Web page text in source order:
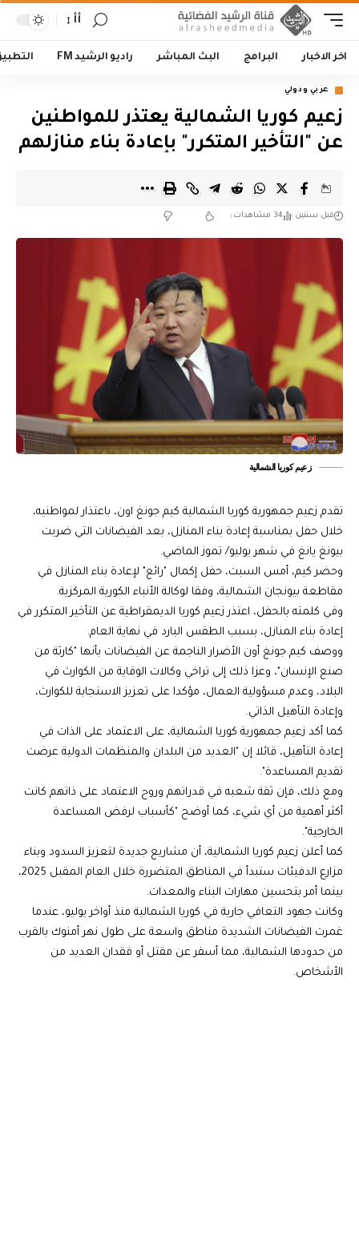
أأ
اخر الاخبار البرامج البث المباشر راديو الرشيد FM
عربي ودولي
زعيم كوريا الشمالية يعتذر للمواطنين
عن "التأخير المتكرر" بإعادة بناء منازلهم
قبل سنتين 34 مشاهدات
زعيم كوريا الشمالية
تقدم زعيم جمهورية كوريا الشمالية كيم جونغ اون، باعتذار لمواطنيه،
خلال حفل بمناسبة إعادة بناء المنازل، بعد الفيضانات التي ضربت
بيونغ يانغ في شهر يوليو/ تموز الماضي.
وحضر كيم، أمس السبت، حفل إكمال "رائع" لإعادة بناء المنازل في
مقاطعة بيونجان الشمالية، وفقا لوكالة الأنباء الكورية المركزية.
وفي كلمته بالحفل، اعتذر زعيم كوريا الديمقراطية عن التأخير المتكرر في
إعادة بناء المنازل، بسبب الطقس البارد في نهاية العام.
ووصف كيم جونغ أون الأضرار الناجمة عن الفيضانات بأنها "كارثة من
صنع الإنسان"، وعزا ذلك إلى تراخي وكالات الوقاية من الكوارث في
البلاد، وعدم مسؤولية العمال، مؤكدا على تعزيز الاستجابة للكوارث،
وإعادة التأهيل الذاتي.
كما أكد زعيم جمهورية كوريا الشمالية، على الاعتماد على الذات في
إعادة التأهيل، قائلا إن "العديد من البلدان والمنظمات الدولية عرضت
تقديم المساعدة".
ومع ذلك، فإن ثقة شعبه في قدراتهم وروح الاعتماد على ذاتهم كانت
أكثر أهمية من أي شيء، كما أوضح "كأسباب لرفض المساعدة
الخارجية".
كما أعلن زعيم كوريا الشمالية، أن مشاريع جديدة لتعزيز السدود وبناء
مزارع الدفيئات ستبدأ في المناطق المتضررة خلال العام المقبل 2025،
بينما أمر بتحسين مهارات البناء والمعدات.
وكانت جهود التعافي جارية في كوريا الشمالية منذ أواخر يوليو، عندما
غمرت الفيضانات الشديدة مناطق واسعة على طول نهر أمنوك بالقرب
من حدودها الشمالية، مما أسفر عن مقتل أو فقدان العديد من
الأشخاص.